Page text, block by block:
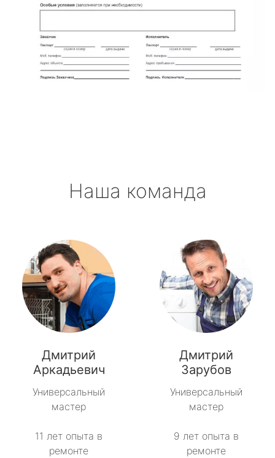
Наша команда
Дмитрий
Аркадьевич
Универсальный
мастер
11 лет опыта в
ремонте
Дмитрий
Зарубов
Универсальный
мастер
9 лет опыта в
ремонте